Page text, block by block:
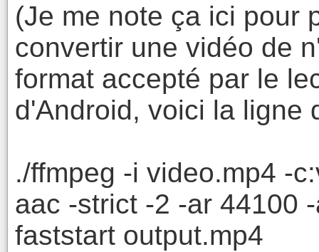
(Je me note ça ici pour
convertir une vidéo de
format accepté par le
d'Android, voici la ligne
./ffmpeg -i video.mp4 -
aac -strict -2 -ar 44100
faststart output.mp4